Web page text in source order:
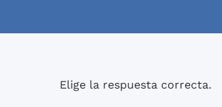
Elige la respuesta correcta.